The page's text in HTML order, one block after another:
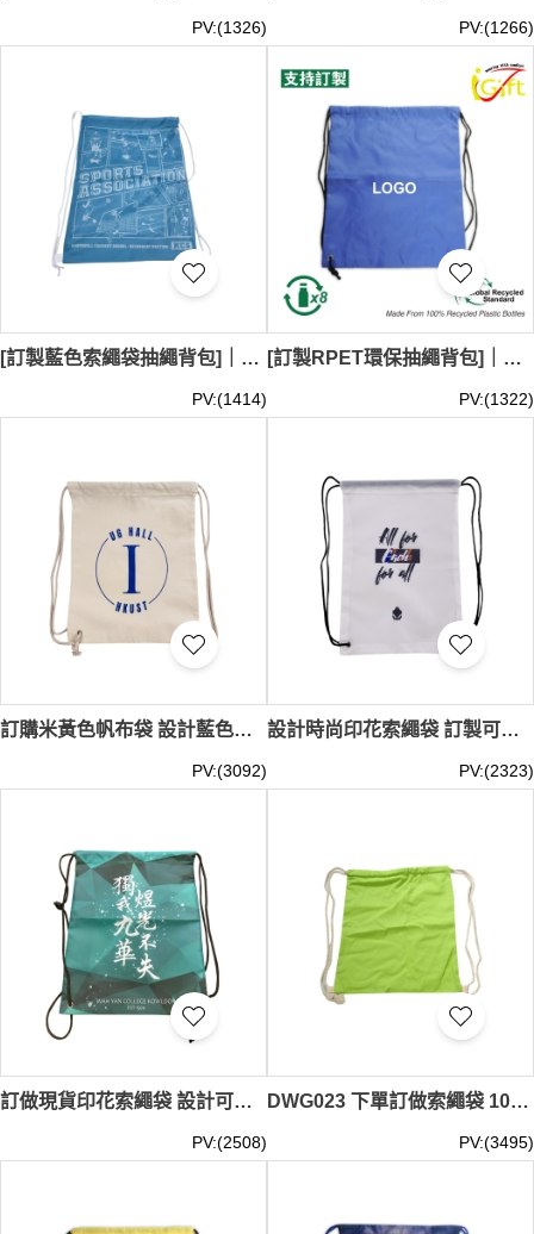
PV:(1326) PV:(1266)
[訂製藍色索繩袋抽繩背包]｜時尚印花設計｜索繩袋生產公司｜maryknoll convent school｜DWG029
PV:(1414)
[訂製RPET環保抽繩背包]｜環保再生企業｜訂製會議禮品｜DWG027
PV:(1322)
訂購米黃色帆布袋 設計藍色印花logo索繩袋 活動 香港科技大學 UG HALL 宿友袋 索繩袋生產商 DWG026
PV:(3092)
設計時尚印花索繩袋 訂製可調節索繩袋 純白色 索繩袋生產商 DWG025
PV:(2323)
訂做現貨印花索繩袋 設計可調節索繩 索繩袋生產商 DWG024
PV:(2508)
DWG023 下單訂做索繩袋 100%滌 螢光綠帆布袋 索繩袋生產商 #12*16cm
PV:(3495)